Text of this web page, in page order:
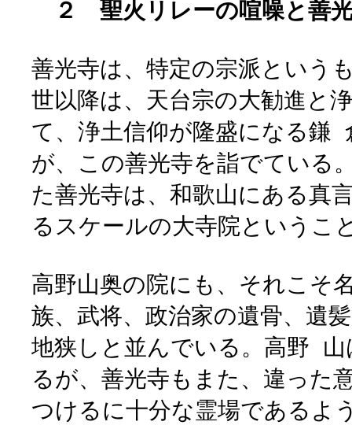
２ 聖火リレーの喧噪と善
善光寺は、特定の宗派という
世以降は、天台宗の大勧進と
て、浄土信仰が隆盛になる鎌
が、この善光寺を詣でている
た善光寺は、和歌山にある真
るスケールの大寺院というこ
高野山奥の院にも、それこそ
族、武将、政治家の遺骨、遺
地狭しと並んでいる。高野
るが、善光寺もまた、違った
つけるに十分な霊場であるよ